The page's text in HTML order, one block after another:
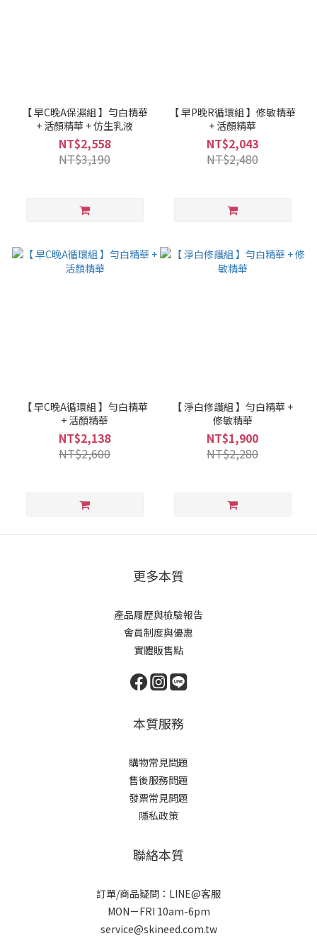
【 早C晚A保濕組 】勻白精華
+ 活顏精華 + 仿生乳液
NT$2,558
NT$3,190
【 早P晚R循環組 】修敏精華
+ 活顏精華
NT$2,043
NT$2,480
【 早C晚A循環組 】勻白精華
+ 活顏精華
NT$2,138
NT$2,600
【 淨白修護組 】勻白精華 +
修敏精華
NT$1,900
NT$2,280
更多本質
產品履歷與檢驗報告
會員制度與優惠
實體販售點
本質服務
購物常見問題
售後服務問題
發票常見問題
隱私政策
聯絡本質
訂單/商品疑問：LINE@客服
MON－FRI 10am-6pm
service@skineed.com.tw